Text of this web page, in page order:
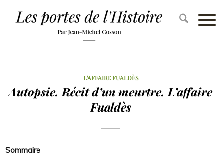
L'AFFAIRE FUALDÈS
Autopsie. Récit d’un meurtre. L’affaire
Fualdès
Sommaire